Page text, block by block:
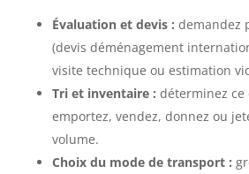
Évaluation et devis : demandez
(devis déménagement
visite technique ou estimation
Tri et inventaire : déterminez ce
emportez, vendez, donnez ou
volume.
Choix du mode de transport :